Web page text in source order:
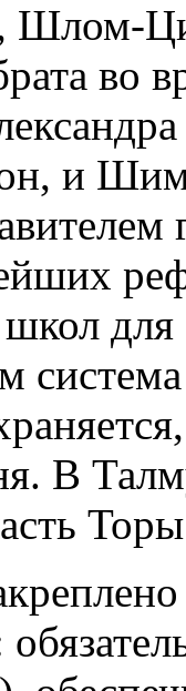
Шлом-
во
и
школ
В